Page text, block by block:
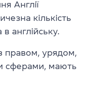
Англії
кількість
англійську.
правом, урядом,
сферами, мають